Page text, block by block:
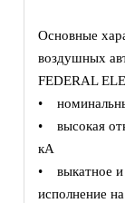
Основные
воздушных
FEDERAL
•
• высокая
кА
• выкатное и
исполнение